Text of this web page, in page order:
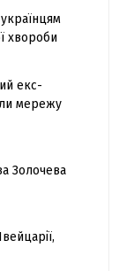
хвороби
екс-
мережу
Золочева